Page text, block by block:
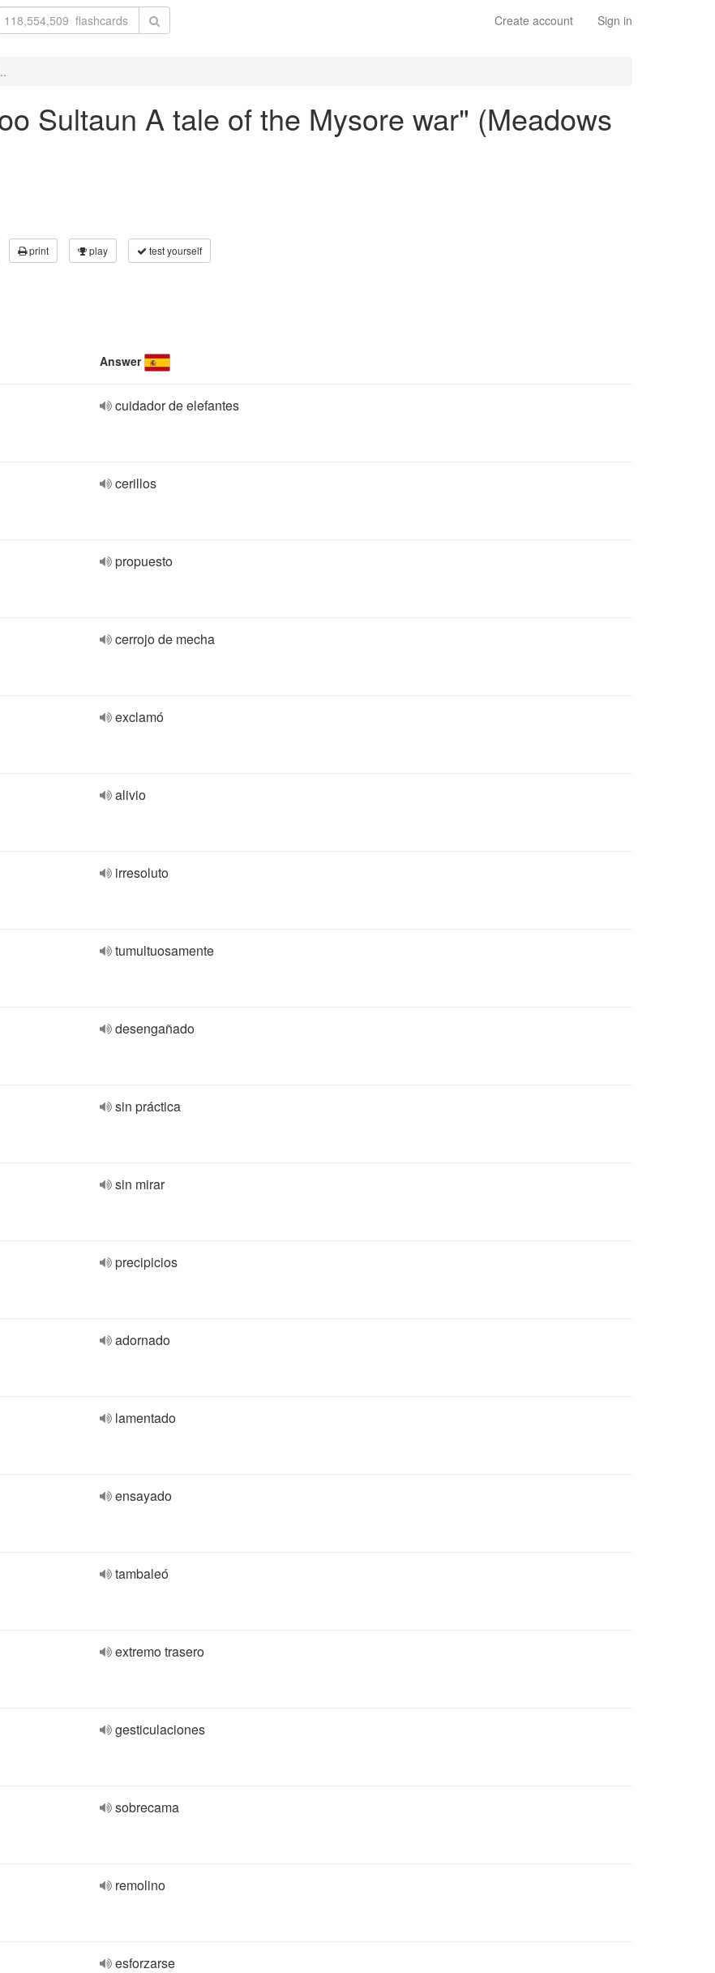
Create account Sign in
Sultaun A tale of the Mysore war" (Meadows
print play test yourself
Answer
cuidador de elefantes
cerillos
propuesto
cerrojo de mecha
exclamó
alivio
irresoluto
tumultuosamente
desengañado
sin práctica
sin mirar
precipicios
adornado
lamentado
ensayado
tambaleó
extremo trasero
gesticulaciones
sobrecama
remolino
esforzarse